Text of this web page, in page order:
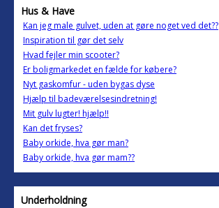
Hus & Have
Kan jeg male gulvet, uden at gøre noget ved det??
Inspiration til gør det selv
Hvad fejler min scooter?
Er boligmarkedet en fælde for købere?
Nyt gaskomfur - uden bygas dyse
Hjælp til badeværelsesindretning!
Mit gulv lugter! hjælp!!
Kan det fryses?
Baby orkide, hva gør man?
Baby orkide, hva gør mam??
Underholdning